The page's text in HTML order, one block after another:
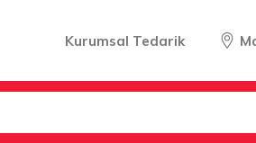
Kurumsal Tedarik
BANDI 36 MM * 20 YDS